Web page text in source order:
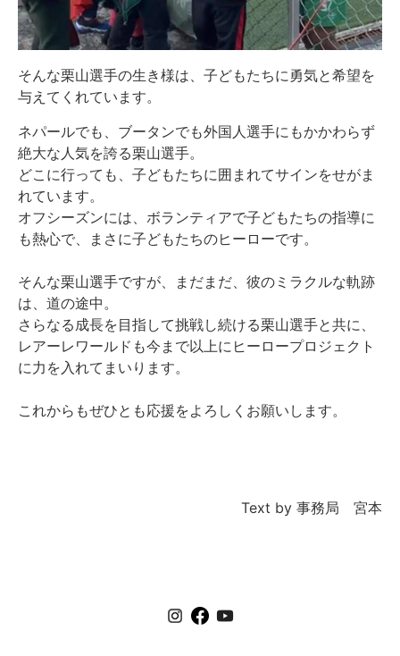
そんな栗山選手の生き様は、子どもたちに勇気と希望を
与えてくれています。
ネパールでも、ブータンでも外国人選手にもかかわらず
絶大な人気を誇る栗山選手。
どこに行っても、子どもたちに囲まれてサインをせがま
れています。
オフシーズンには、ボランティアで子どもたちの指導に
も熱心で、まさに子どもたちのヒーローです。
そんな栗山選手ですが、まだまだ、彼のミラクルな軌跡
は、道の途中。
さらなる成長を目指して挑戦し続ける栗山選手と共に、
レアーレワールドも今まで以上にヒーロープロジェクト
に力を入れてまいります。
これからもぜひとも応援をよろしくお願いします。
Text by 事務局 宮本